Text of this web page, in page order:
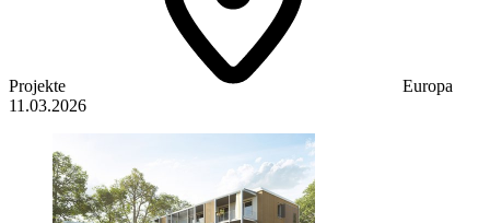
Projekte
Europa
11.03.2026